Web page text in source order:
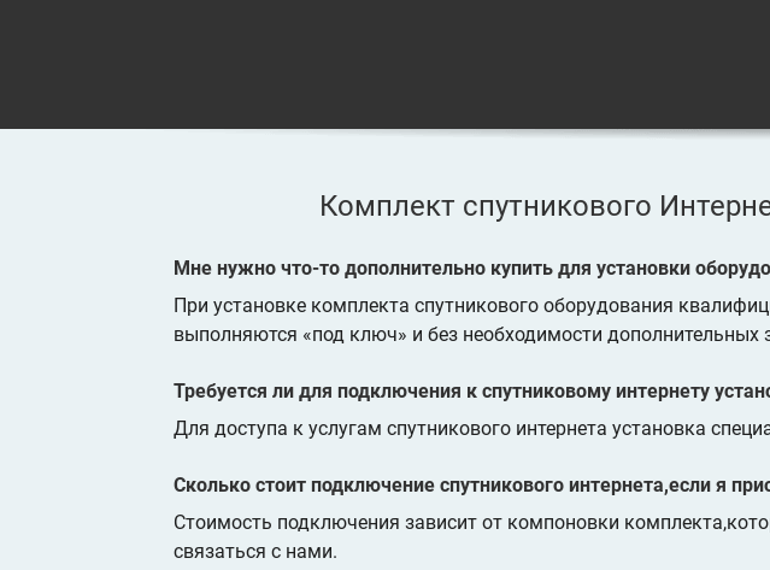
Комплект спутникового
Мне нужно что-то дополнительно купить для установки
При установке комплекта спутникового оборудования
выполняются «под ключ» и без необходимости дополнительных
Требуется ли для подключения к спутниковому интернету
Для доступа к услугам спутникового интернета установка
Сколько стоит подключение спутникового интернета,если я
Стоимость подключения зависит от компоновки
связаться с нами.